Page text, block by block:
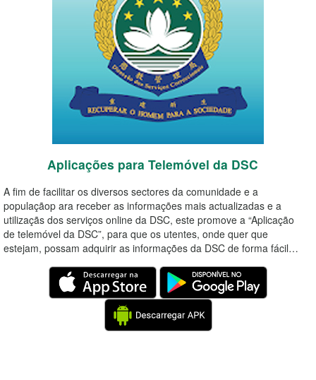
Aplicações para Telemóvel da DSC
A fim de facilitar os diversos sectores da comunidade e a
populaçãop ara receber as informações mais actualizadas e a
utilizaçãs dos serviços online da DSC, este promove a “Aplicação
de telemóvel da DSC”, para que os utentes, onde quer que
estejam, possam adquirir as informações da DSC de forma fácil…